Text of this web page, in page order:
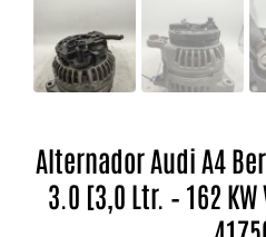
Alternador Audi A4
3.0 [3,0 Ltr. – 162 KW